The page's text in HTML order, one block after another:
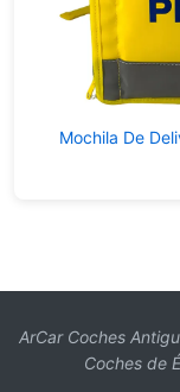
Mochila De
ArCar Coches
Coches de